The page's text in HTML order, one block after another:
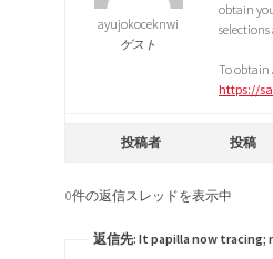
ayujokoceknwi
ゲスト
obtain
To
https://
投稿者 投稿
0件の返信スレッドを表示中
返信先: It papilla now